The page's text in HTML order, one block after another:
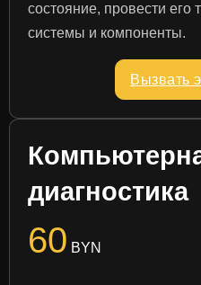
состояние, провести его
системы и компоненты.
Вызвать
диагностика
60 BYN